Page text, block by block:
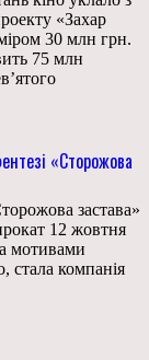
«Захар
30 млн грн.
75 млн
«Сторожова
застава»
12 жовтня
мотивами
стала компанія